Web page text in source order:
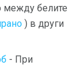
между белите
) в други
- При